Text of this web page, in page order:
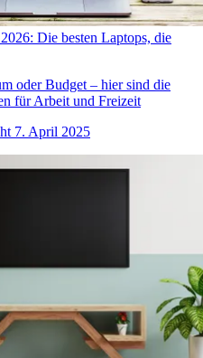
Die besten Laptops, die
oder Budget – hier sind die
für Arbeit und Freizeit
7. April 2025